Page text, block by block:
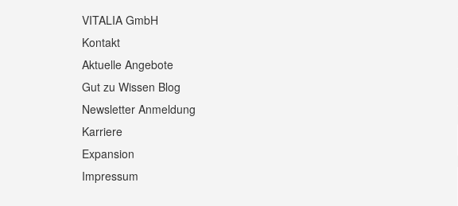
VITALIA GmbH
Kontakt
Aktuelle Angebote
Gut zu Wissen Blog
Newsletter Anmeldung
Karriere
Expansion
Impressum